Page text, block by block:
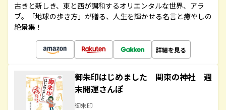
古きと新しき、東と西が調和するオリエンタルな世界、アラ
ブ。「地球の歩き方」が贈る、人生を輝かせる名言と癒やしの
絶景集！
詳細を見る
御朱印はじめました 関東の神社 週
末開運さんぽ
御朱印